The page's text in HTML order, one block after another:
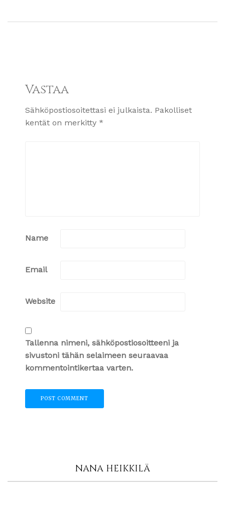
Vastaa
Sähköpostiosoitettasi ei julkaista. Pakolliset
kentät on merkitty *
Name
Email
Website
Tallenna nimeni, sähköpostiosoitteeni ja
sivustoni tähän selaimeen seuraavaa
kommentointikertaa varten.
NANA HEIKKILÄ